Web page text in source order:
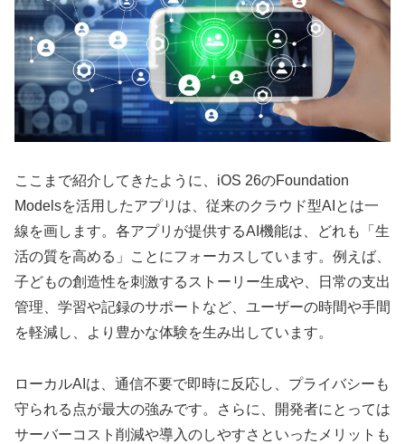
ここまで紹介してきたように、iOS 26のFoundation
Modelsを活用したアプリは、従来のクラウド型AIとは一
線を画します。各アプリが提供するAI機能は、どれも「生
活の質を高める」ことにフォーカスしています。例えば、
子どもの創造性を刺激するストーリー生成や、日常の支出
管理、学習や記録のサポートなど、ユーザーの時間や手間
を軽減し、より豊かな体験を生み出しています。
ローカルAIは、通信不要で即時に反応し、プライバシーも
守られる点が最大の強みです。さらに、開発者にとっては
サーバーコスト削減や導入のしやすさといったメリットも